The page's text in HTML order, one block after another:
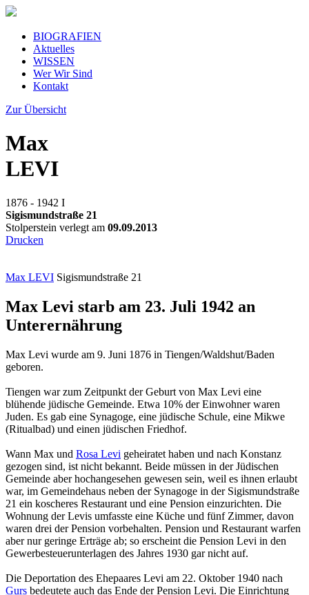
BIOGRAFIEN
Aktuelles
WISSEN
Wer Wir Sind
Kontakt
Zur Übersicht
Max
LEVI
1876 - 1942 I
Sigismundstraße 21
Stolperstein verlegt am 09.09.2013
Drucken
Max LEVI Sigismundstraße 21
Max Levi starb am 23. Juli 1942 an
Unterernährung
Max Levi wurde am 9. Juni 1876 in Tiengen/Waldshut/Baden
geboren.
Tiengen war zum Zeitpunkt der Geburt von Max Levi eine
blühende jüdische Gemeinde. Etwa 10% der Einwohner waren
Juden. Es gab eine Synagoge, eine jüdische Schule, eine Mikwe
(Ritualbad) und einen jüdischen Friedhof.
Wann Max und Rosa Levi geheiratet haben und nach Konstanz
gezogen sind, ist nicht bekannt. Beide müssen in der Jüdischen
Gemeinde aber hochangesehen gewesen sein, weil es ihnen erlaubt
war, im Gemeindehaus neben der Synagoge in der Sigismundstraße
21 ein koscheres Restaurant und eine Pension einzurichten. Die
Wohnung der Levis umfasste eine Küche und fünf Zimmer, davon
waren drei der Pension vorbehalten. Pension und Restaurant warfen
aber nur geringe Erträge ab; so erscheint die Pension Levi in den
Gewerbesteuerunterlagen des Jahres 1930 gar nicht auf.
Die Deportation des Ehepaares Levi am 22. Oktober 1940 nach
Gurs bedeutete auch das Ende der Pension Levi. Die Einrichtung